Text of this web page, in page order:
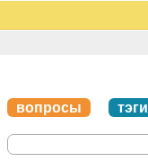
вопросы тэги